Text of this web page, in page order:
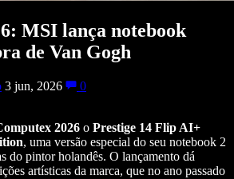
MSI lança notebook
de Van Gogh
3 jun, 2026
0
2026 o Prestige 14 Flip AI+
, uma versão especial do seu notebook 2
do pintor holandês. O lançamento dá
artísticas da marca, que no ano passado